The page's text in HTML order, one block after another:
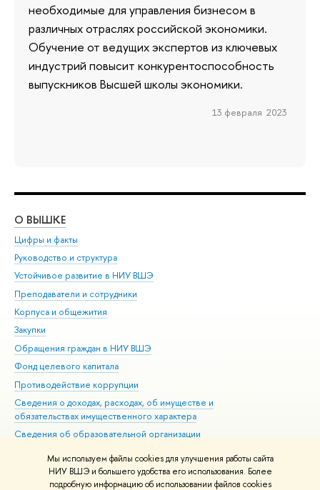
Мы используем файлы cookies для улучшения работы сайта
НИУ ВШЭ и большего удобства его использования. Более
подробную информацию об использовании файлов cookies
необходимые для управления бизнесом в
различных отраслях российской экономики.
Обучение от ведущих экспертов из ключевых
индустрий повысит конкурентоспособность
выпускников Высшей школы экономики.
13 февраля 2023
О ВЫШКЕ
Цифры и факты
Руководство и структура
Устойчивое развитие в НИУ ВШЭ
Преподаватели и сотрудники
Корпуса и общежития
Закупки
Обращения граждан в НИУ ВШЭ
Фонд целевого капитала
Противодействие коррупции
Сведения о доходах, расходах, об имуществе и
обязательствах имущественного характера
Сведения об образовательной организации
Людям с ограниченными возможностями здоровья
Единая платежная страница